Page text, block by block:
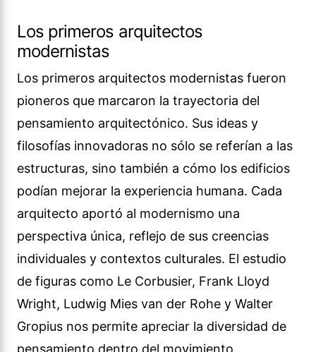
Los primeros arquitectos
modernistas
Los primeros arquitectos modernistas fueron
pioneros que marcaron la trayectoria del
pensamiento arquitectónico. Sus ideas y
filosofías innovadoras no sólo se referían a las
estructuras, sino también a cómo los edificios
podían mejorar la experiencia humana. Cada
arquitecto aportó al modernismo una
perspectiva única, reflejo de sus creencias
individuales y contextos culturales. El estudio
de figuras como Le Corbusier, Frank Lloyd
Wright, Ludwig Mies van der Rohe y Walter
Gropius nos permite apreciar la diversidad de
pensamiento dentro del movimiento.